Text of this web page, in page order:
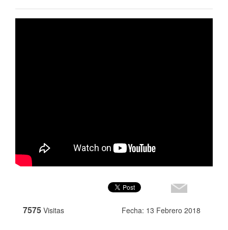
7575 Visitas Fecha: 13 Febrero 2018